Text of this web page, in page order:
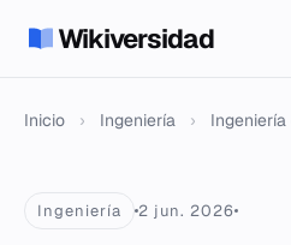
Wikiversidad
Inicio › Ingeniería ›
Ingeniería 2 jun. 2026